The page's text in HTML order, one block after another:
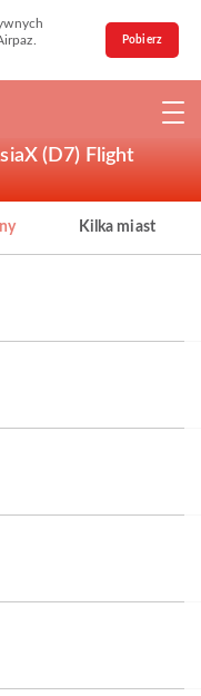
Pobierz
(D7) Flight
Kilka miast